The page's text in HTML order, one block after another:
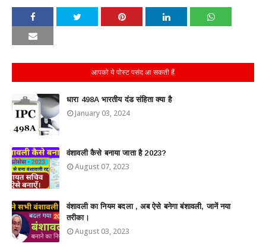
आपको ये पोस्ट पसंद आ सकती हैं
धारा 498A भारतीय दंड संहिता क्या है
January 03, 2024
वंशावली कैसे बनाया जाता है 2023?
August 07, 2023
वंशावली का नियम बदला , अब ऐसे बनेगा बंशावली, जानें नया
तरीका।
August 03, 2023